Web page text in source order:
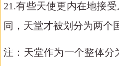
21.有些天使更内在地接
同，天堂才被划分为两个
注：天堂作为一个整体分